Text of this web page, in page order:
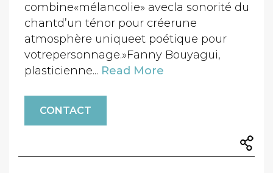
combine«mélancolie» avecla sonorité du
chantd’un ténor pour créerune
atmosphère uniqueet poétique pour
votrepersonnage.»Fanny Bouyagui,
plasticienne... Read More
CONTACT